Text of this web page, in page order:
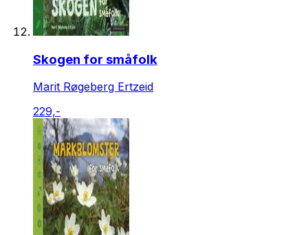
Skogen for småfolk
Marit Røgeberg Ertzeid
229,-